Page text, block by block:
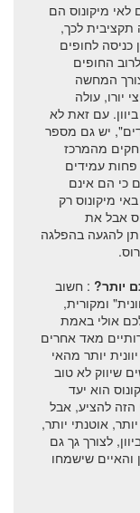
לאי מיקונוס הם
תקציבית לכך,
כניסה לחופים
החופים
המחשה
יורו, עולה
עם זאת לא
יש גם מספר
מהמרכז
פחות עמידים
כי הם אינם
מיקונוס רק
אבל את
להגעה בהפלגה
יותר? : חשוב
ומקורית,
לכם אולי באמת
מאד אחרים
יותר מהאי
שיווק לא טוב
הוא יעד
להציע, אבל
אוטנתי יותר,
לצורך גך גם
והאיים שישמחו